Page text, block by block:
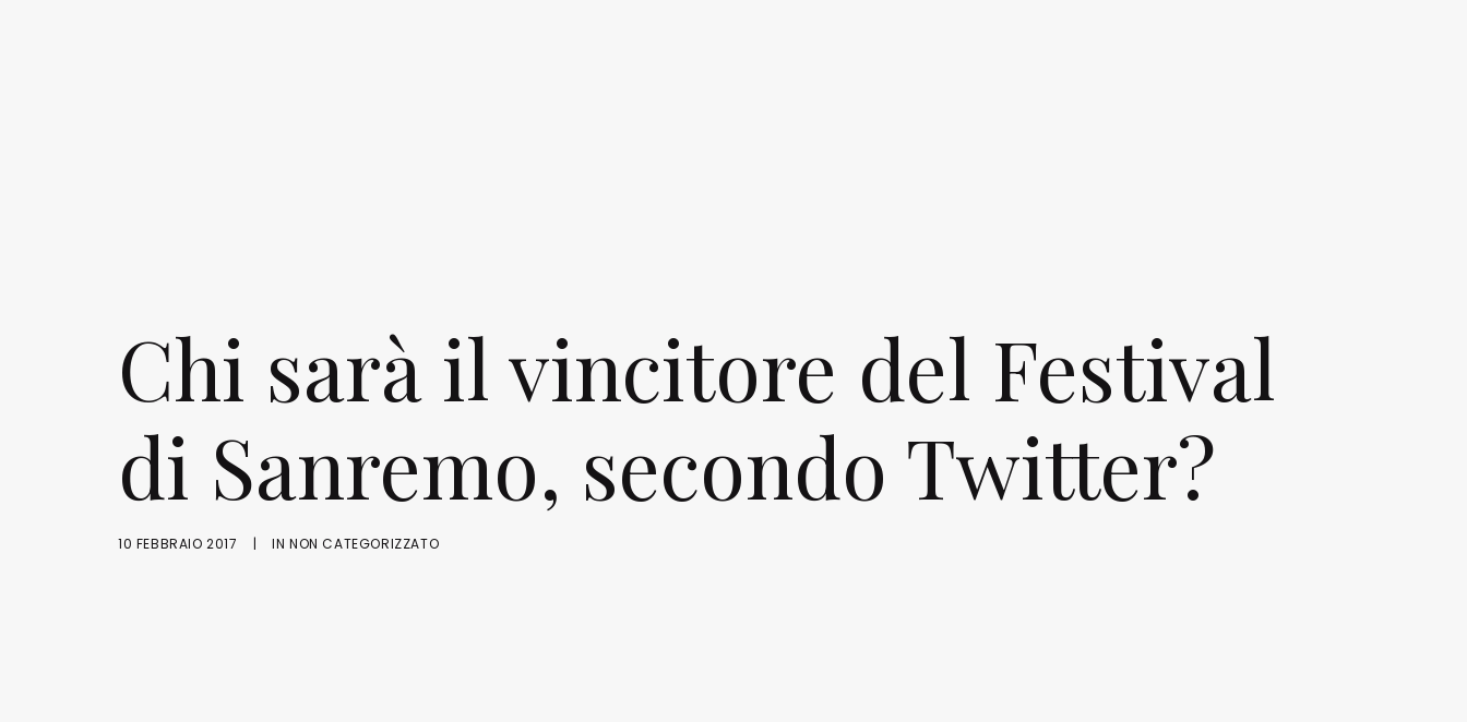
Chi sarà il vincitore del Festival
di Sanremo, secondo Twitter?
10 FEBBRAIO 2017 | INNON CATEGORIZZATO